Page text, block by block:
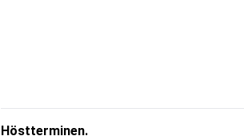
Höstterminen.